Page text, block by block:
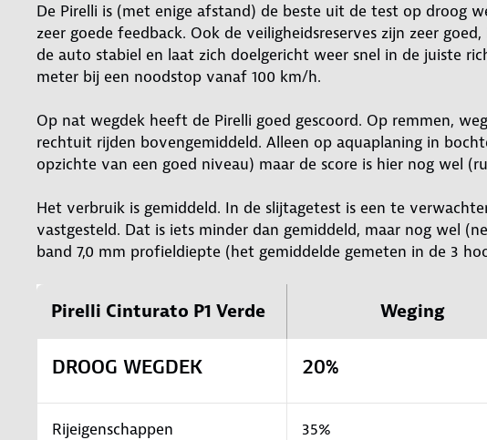
De Pirelli is (met enige afstand) de beste uit de test op droog
zeer goede feedback. Ook de veiligheidsreserves zijn zeer
de auto stabiel en laat zich doelgericht weer snel in de juiste
meter bij een noodstop vanaf 100 km/h.
Op nat wegdek heeft de Pirelli goed gescoord. Op remmen,
rechtuit rijden bovengemiddeld. Alleen op aquaplaning in
opzichte van een goed niveau) maar de score is hier nog wel
Het verbruik is gemiddeld. In de slijtagetest is een te
vastgesteld. Dat is iets minder dan gemiddeld, maar nog wel
band 7,0 mm profieldiepte (het gemiddelde gemeten in de 3
Pirelli Cinturato P1 Verde Weging
DROOG WEGDEK 20%
Rijeigenschappen 35%